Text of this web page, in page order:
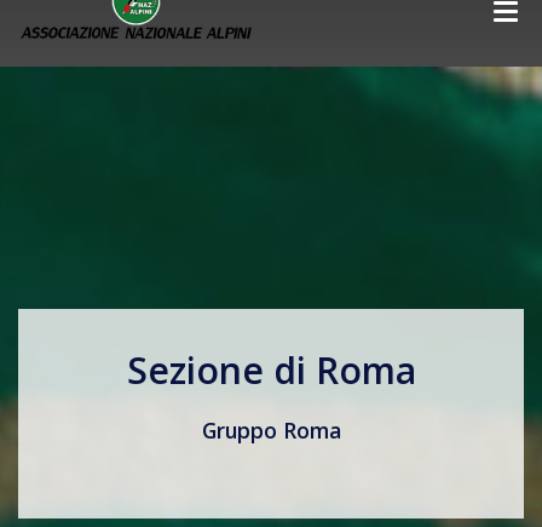
Sezione di Roma
Gruppo Roma